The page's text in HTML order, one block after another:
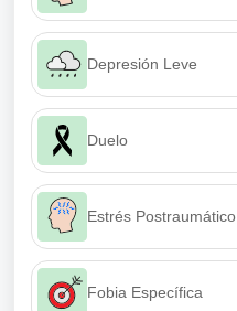
Depresión Leve
Duelo
Estrés Postraumático
Fobia Específica